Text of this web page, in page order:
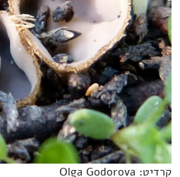
קרדיט: Olga Godorova